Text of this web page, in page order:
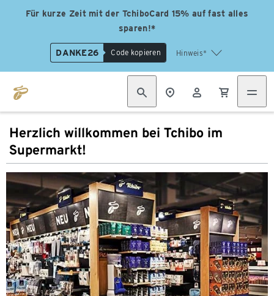
Für kurze Zeit mit der TchiboCard 15% auf fast alles
sparen!*
DANKE26 Code kopieren Hinweis*
Herzlich willkommen bei Tchibo im
Supermarkt!